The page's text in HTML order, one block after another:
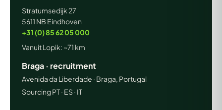
Stratumsedijk 27
5611 NB Eindhoven
+31 (0) 85 62 05 000
Vanuit Lopik: ~71 km
Braga · recruitment
Avenida da Liberdade · Braga, Portugal
Sourcing PT · ES · IT